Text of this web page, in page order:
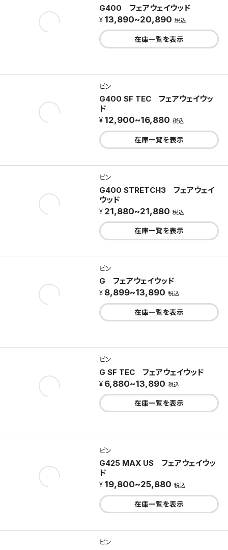
G400 フェアウェイウッド
13,890~20,890 税込
在庫一覧を表示
ピン
G400 SF TEC フェアウェイウッ
ド
12,900~16,880 税込
在庫一覧を表示
ピン
G400 STRETCH3 フェアウェイ
ウッド
21,880~21,880 税込
在庫一覧を表示
ピン
G フェアウェイウッド
8,899~13,890 税込
在庫一覧を表示
ピン
G SF TEC フェアウェイウッド
6,880~13,890 税込
在庫一覧を表示
ピン
G425 MAX US フェアウェイウッ
ド
19,800~25,880 税込
在庫一覧を表示
ピン